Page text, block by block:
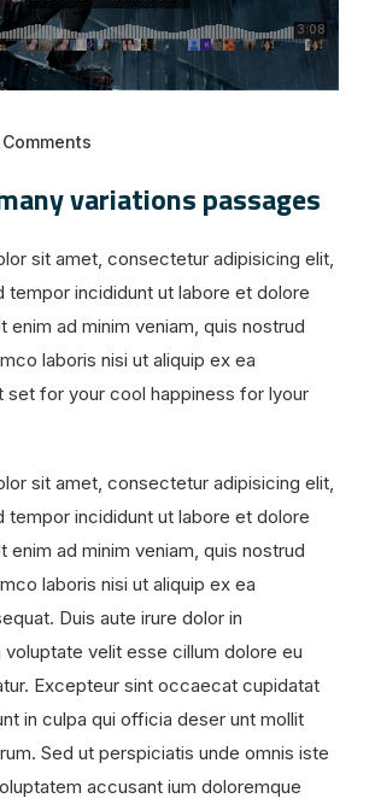
variations passages
sit amet, consectetur adipisicing elit,
tempor incididunt ut labore et dolore
enim ad minim veniam, quis nostrud
laboris nisi ut aliquip ex ea
set for your cool happiness for lyour
sit amet, consectetur adipisicing elit,
tempor incididunt ut labore et dolore
enim ad minim veniam, quis nostrud
laboris nisi ut aliquip ex ea
Duis aute irure dolor in
voluptate velit esse cillum dolore eu
Excepteur sint occaecat cupidatat
in culpa qui officia deser unt mollit
Sed ut perspiciatis unde omnis iste
accusant ium doloremque